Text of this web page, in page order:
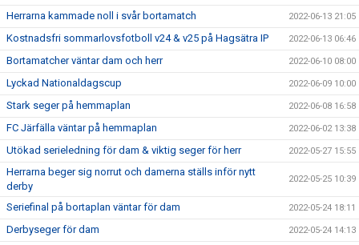
Herrarna kammade noll i svår bortamatch 2022-06-13 21:05
Kostnadsfri sommarlovsfotboll v24 & v25 på Hagsätra IP 2022-06-13 06:46
Bortamatcher väntar dam och herr 2022-06-10 08:00
Lyckad Nationaldagscup 2022-06-09 10:00
Stark seger på hemmaplan 2022-06-08 16:58
FC Järfälla väntar på hemmaplan 2022-06-02 13:38
Utökad serieledning för dam & viktig seger för herr 2022-05-27 15:55
Herrarna beger sig norrut och damerna ställs inför nytt
derby
2022-05-25 10:39
Seriefinal på bortaplan väntar för dam 2022-05-24 18:11
Derbyseger för dam 2022-05-24 14:13